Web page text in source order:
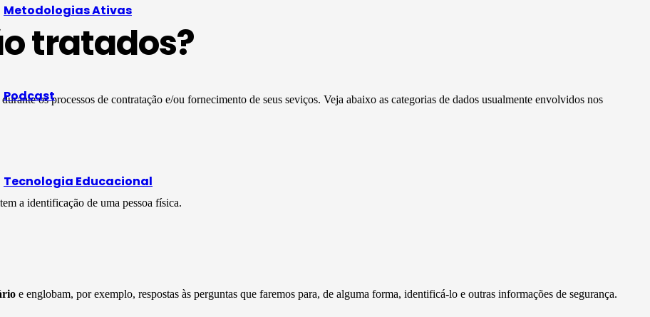
Metodologias Ativas
Podcast
Tecnologia Educacional
tratados?
durante os processos de contratação e/ou fornecimento de seus seviços. Veja abaixo as categorias de dados usualmente envolvidos nos
a identificação de uma pessoa física.
e englobam, por exemplo, respostas às perguntas que faremos para, de alguma forma, identificá-lo e outras informações de segurança.